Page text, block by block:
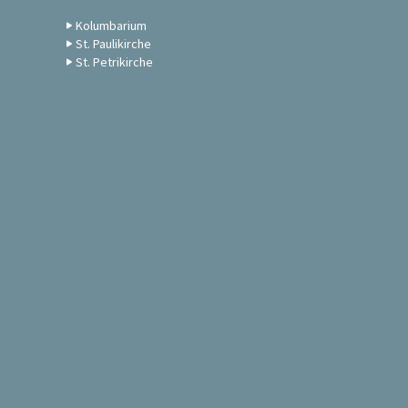
Kolumbarium
St. Paulikirche
St. Petrikirche